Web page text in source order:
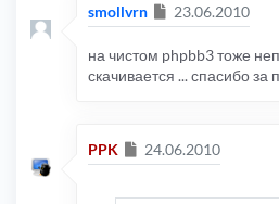
smollvrn Сообщение
23.06.2010
на чистом phpbb3 тоже
скачивается ... спасибо за
PPK Сообщение
24.06.2010